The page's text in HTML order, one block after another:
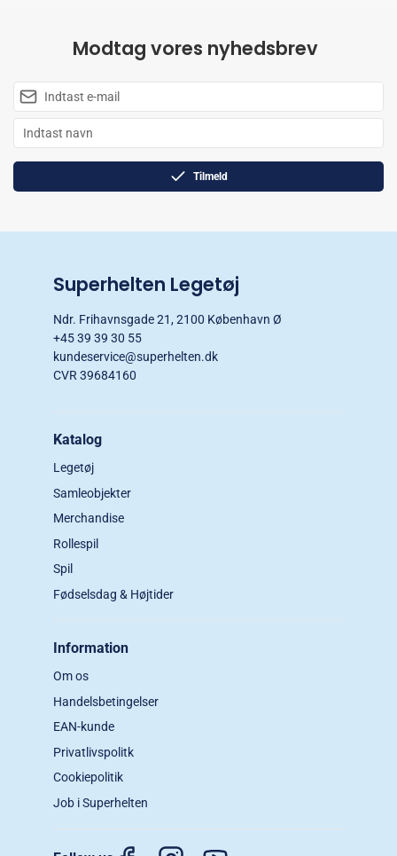
Modtag vores nyhedsbrev
Tilmeld
Superhelten Legetøj
Ndr. Frihavnsgade 21, 2100 København Ø
+45 39 39 30 55
kundeservice@superhelten.dk
CVR 39684160
Katalog
Legetøj
Samleobjekter
Merchandise
Rollespil
Spil
Fødselsdag & Højtider
Information
Om os
Handelsbetingelser
EAN-kunde
Privatlivspolitk
Cookiepolitik
Job i Superhelten